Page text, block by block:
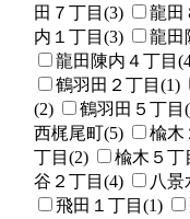
田７丁目(3)
龍田
内１丁目(3)
龍田
龍田陳内４丁目
鶴羽田２丁目(1)
(2)
鶴羽田５丁目
西梶尾町(5)
楡木
丁目(2)
楡木５丁
谷２丁目(4)
八景
飛田１丁目(1)